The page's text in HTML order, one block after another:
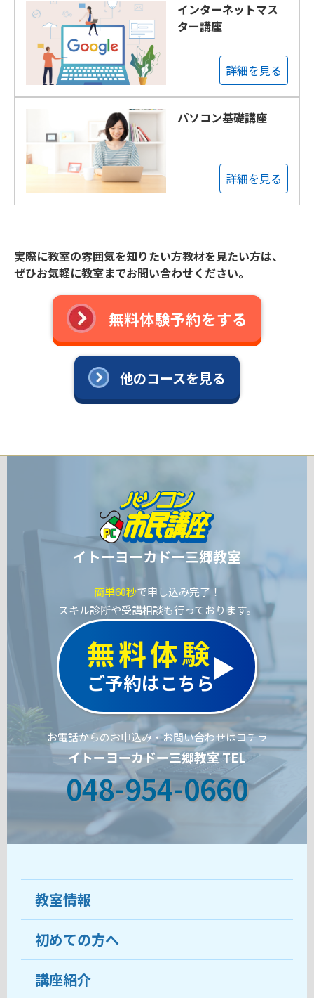
インターネットマス
ター講座
詳細を見る
パソコン基礎講座
詳細を見る
実際に教室の雰囲気を知りたい方教材を見たい方は、
ぜひお気軽に教室までお問い合わせください。
無料体験予約をする
他のコースを見る
イトーヨーカドー三郷教室
簡単60秒で申し込み完了！
スキル診断や受講相談も行っております。
無料体験
ご予約はこちら
お電話からのお申込み・お問い合わせはコチラ
イトーヨーカドー三郷教室 TEL
048-954-0660
教室情報
教室について
受講生の声
初めての方へ
ココがおすすめ
講座紹介